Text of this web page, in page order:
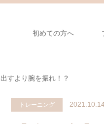
初めての方へ
すより腕を振れ！？
トレーニング